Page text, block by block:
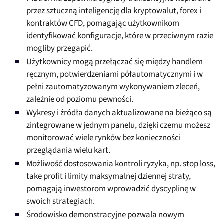
przez sztuczną inteligencję dla kryptowalut, forex i
kontraktów CFD, pomagając użytkownikom
identyfikować konfiguracje, które w przeciwnym razie
mogliby przegapić.
Użytkownicy mogą przełączać się między handlem
ręcznym, potwierdzeniami półautomatycznymi i w
pełni zautomatyzowanym wykonywaniem zleceń,
zależnie od poziomu pewności.
Wykresy i źródła danych aktualizowane na bieżąco są
zintegrowane w jednym panelu, dzięki czemu możesz
monitorować wiele rynków bez konieczności
przeglądania wielu kart.
Możliwość dostosowania kontroli ryzyka, np. stop loss,
take profit i limity maksymalnej dziennej straty,
pomagają inwestorom wprowadzić dyscyplinę w
swoich strategiach.
Środowisko demonstracyjne pozwala nowym